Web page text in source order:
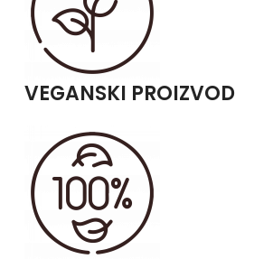
VEGANSKI PROIZVOD